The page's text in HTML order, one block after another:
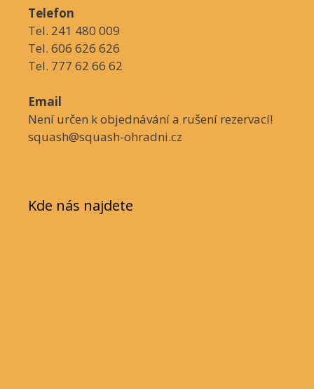
Telefon
Tel. 241 480 009
Tel. 606 626 626
Tel. 777 62 66 62
Email
Není určen k objednávání a rušení rezervací!
squash@squash-ohradni.cz
Kde nás najdete